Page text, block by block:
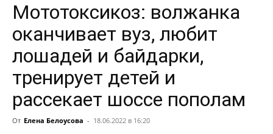
Мототоксикоз: волжанка
оканчивает вуз, любит
лошадей и байдарки,
тренирует детей и
рассекает шоссе пополам
От Елена Белоусова - 18.06.2022 в 16:20